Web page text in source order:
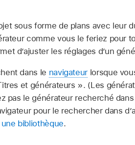
sous forme de plans avec leur
comme vous le feriez pour
d’ajuster les réglages d’un
dans le navigateur lorsque
et générateurs ». (Les
pas le générateur recherché
pour le rechercher dans
bibliothèque.